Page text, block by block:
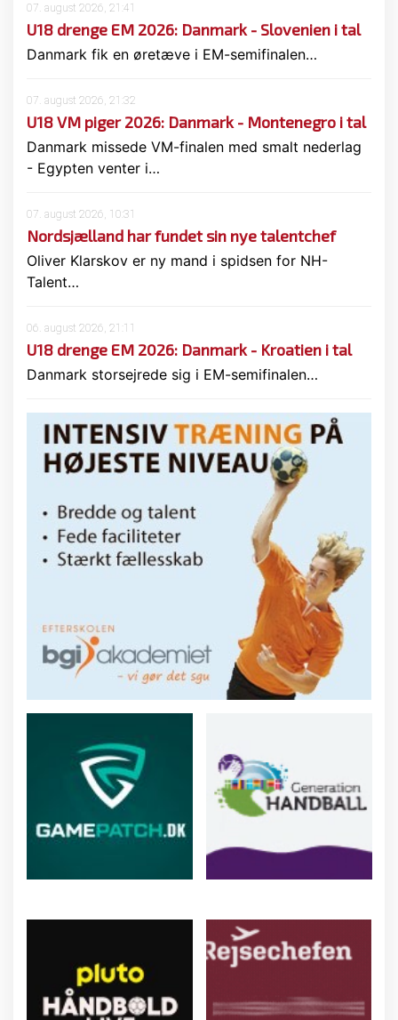
07. august 2026, 21:41
U18 drenge EM 2026: Danmark - Slovenien i tal
Danmark fik en øretæve i EM-semifinalen…
07. august 2026, 21:32
U18 VM piger 2026: Danmark - Montenegro i tal
Danmark missede VM-finalen med smalt nederlag
- Egypten venter i…
07. august 2026, 10:31
Nordsjælland har fundet sin nye talentchef
Oliver Klarskov er ny mand i spidsen for NH-
Talent…
06. august 2026, 21:11
U18 drenge EM 2026: Danmark - Kroatien i tal
Danmark storsejrede sig i EM-semifinalen…